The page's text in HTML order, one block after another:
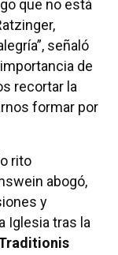
que no está
señaló
de
recortar la
formar por
rito
abogó,
y
Iglesia tras la